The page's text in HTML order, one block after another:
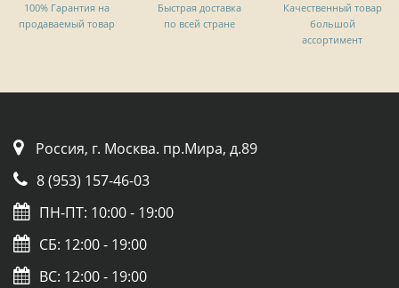
100% Гарантия на
продаваемый товар
Быстрая доставка
по всей стране
Качественный товар
большой
ассортимент
Россия, г. Москва. пр.Мира, д.89
8 (953) 157-46-03
ПН-ПТ: 10:00 - 19:00
СБ: 12:00 - 19:00
ВС: 12:00 - 19:00